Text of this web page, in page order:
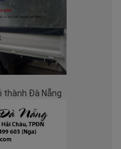
thành Đà Nẵng